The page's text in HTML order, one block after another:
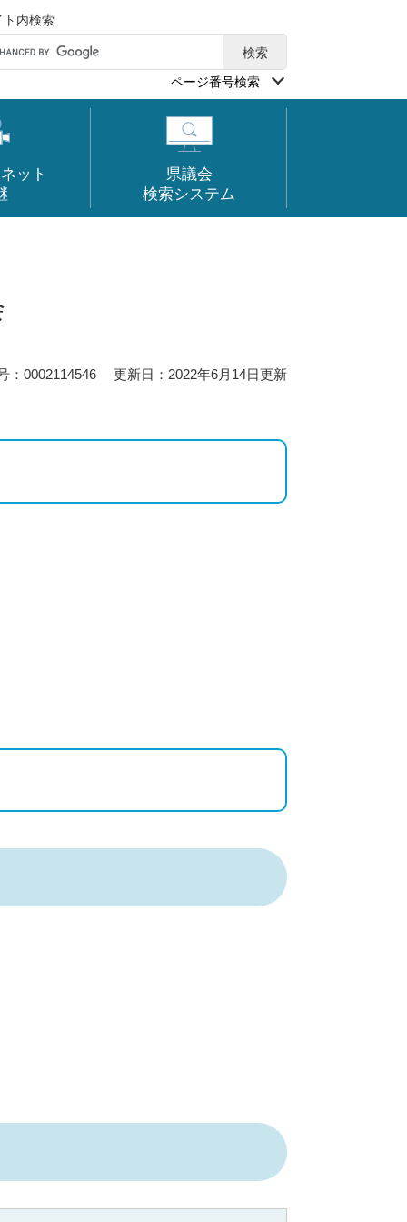
ト内検索
ページ番号検索
ット
県議会
検索システム
：0002114546 更新日：2022年6月14日更新